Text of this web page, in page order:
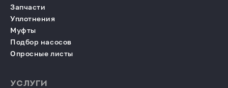
Запчасти
Уплотнения
Муфты
Подбор насосов
Опросные листы
УСЛУГИ